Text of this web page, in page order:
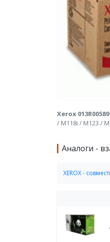
Xerox 013R00589
/ M118i / M123 /
Аналоги -
XEROX -